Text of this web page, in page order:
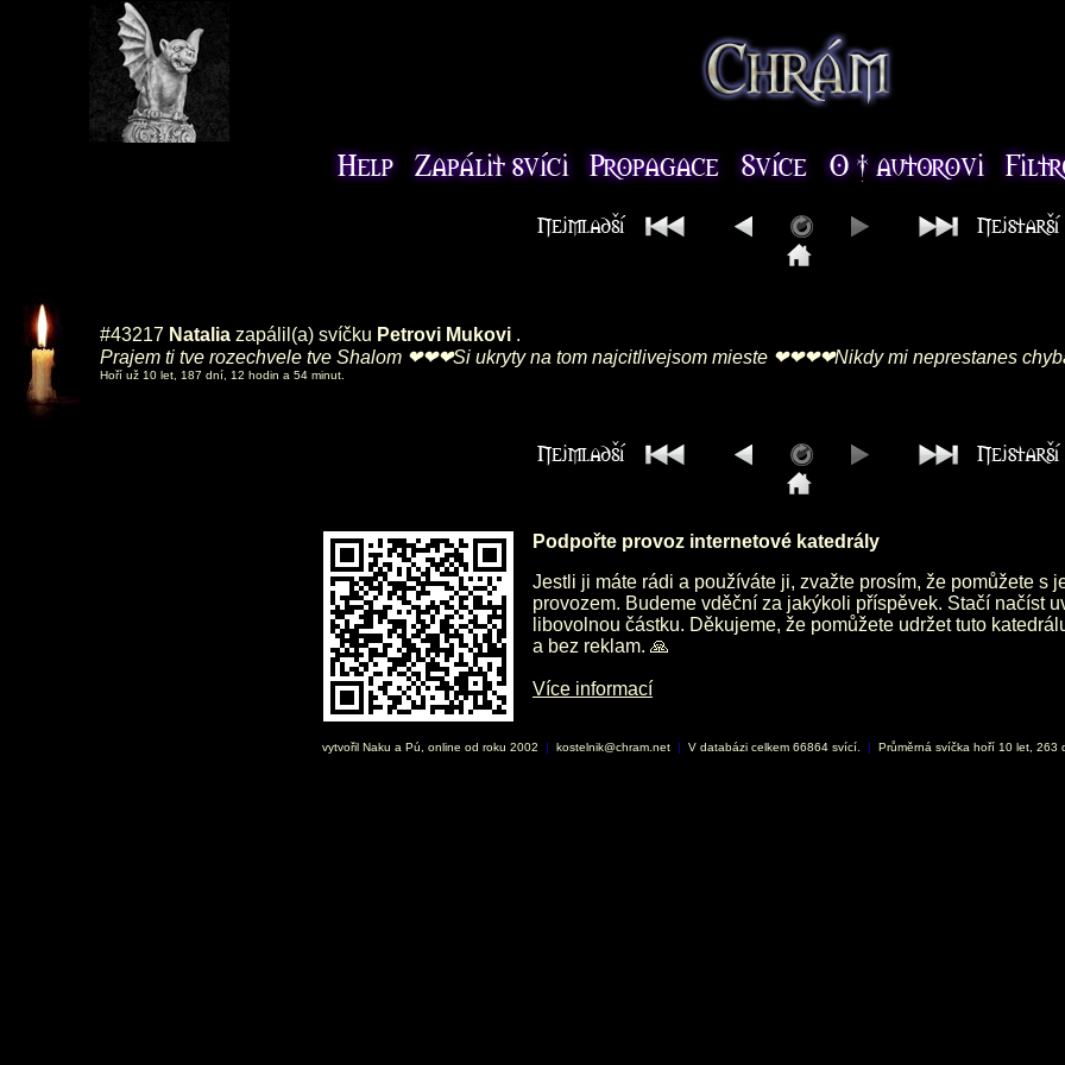
#43217 Natalia zapálil(a) svíčku Petrovi Mukovi .
Prajem ti tve rozechvele tve Shalom ❤❤❤Si ukryty na tom najcitlivejsom mieste ❤❤❤❤Nikdy mi neprestanes
Hoří už 10 let, 187 dní, 12 hodin a 54 minut.
Podpořte provoz internetové katedrály
Jestli ji máte rádi a používáte ji, zvažte prosím, že pomůžete s
provozem. Budeme vděční za jakýkoli příspěvek. Stačí načíst
libovolnou částku. Děkujeme, že pomůžete udržet tuto
a bez reklam. 🙏
Více informací
vytvořil Naku a Pú, online od roku 2002 | kostelnik@chram.net | V databázi celkem 66864 svící. | Průměrná svíčka hoří 10 let, 263